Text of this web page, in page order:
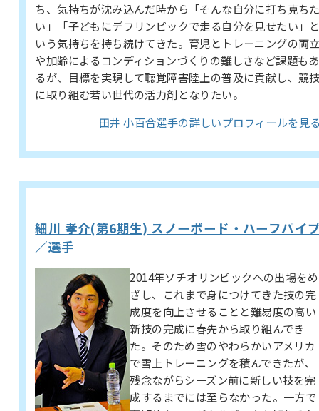
ち、気持ちが沈み込んだ時から「そんな自分に打ち克ち
い」「子どもにデフリンピックで走る自分を見せたい」
いう気持ちを持ち続けてきた。育児とトレーニングの両
や加齢によるコンディションづくりの難しさなど課題もあ
るが、目標を実現して聴覚障害陸上の普及に貢献し、競
に取り組む若い世代の活力剤となりたい。
田井 小百合選手の詳しいプロフィールを見
細川 孝介(第6期生) スノーボード・ハーフパイ
／選手
2014年ソチオリンピックへの出場をめ
ざし、これまで身につけてきた技の完
成度を向上させることと難易度の高い
新技の完成に春先から取り組んでき
た。そのため雪のやわらかいアメリカ
で雪上トレーニングを積んできたが、
残念ながらシーズン前に新しい技を完
成するまでには至らなかった。一方で